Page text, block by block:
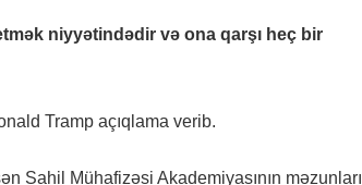
niyyətindədir və ona qarşı heç bir
Tramp açıqlama verib.
Sahil Mühafizəsi Akademiyasının məzunları